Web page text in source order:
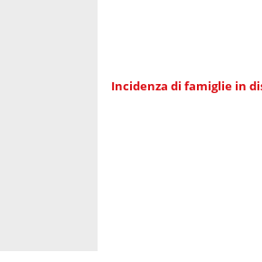
Incidenza di famiglie in